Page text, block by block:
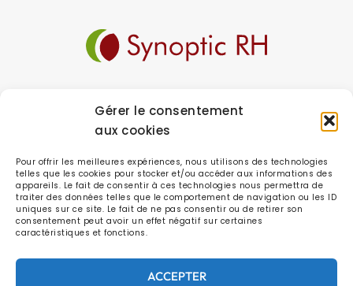
Gérer le consentement
aux cookies
Pour offrir les meilleures expériences, nous utilisons des technologies
telles que les cookies pour stocker et/ou accéder aux informations des
appareils. Le fait de consentir à ces technologies nous permettra de
traiter des données telles que le comportement de navigation ou les ID
uniques sur ce site. Le fait de ne pas consentir ou de retirer son
consentement peut avoir un effet négatif sur certaines
caractéristiques et fonctions.
ACCEPTER
Synoptic RH est un cabinet de recrutement et
d’évaluation destiné à l’environnement des PME/PMI
ses recrutements sur 3 métiers majeurs : Commercial
– Technique – Fonctions supports
09 53 87 25 30
Parc de la Cimaise - 25/27 rue du Carrousel -